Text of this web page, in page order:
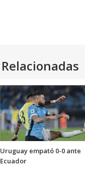
Relacionadas
Uruguay empató 0-0 ante
Ecuador